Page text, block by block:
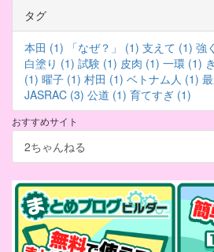
タグ
本田 (1) 「なぜ？」 (1) 支えて (1) 強
白塗り (1) 試験 (1) 皮肉 (1) 一環 (1)
(1) 曜子 (1) 村田 (1) ベトナム人 (1)
JASRAC (3) 公道 (1) 育てすぎ (1)
おすすめサイト
2ちゃんねる